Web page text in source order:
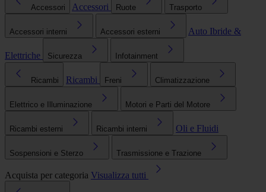
Accessori Accessori Ruote Trasporto
Accessori interni Accessori esterni Auto Ibride &
Elettriche Sicurezza Infotainment
Ricambi Ricambi Freni Climatizzazione
Elettrico e Illuminazione Motori e Parti del Motore
Ricambi esterni Ricambi interni Oli e Fluidi
Sospensioni e Sterzo Trasmissione e Trazione
Acquista per categoria Visualizza tutti